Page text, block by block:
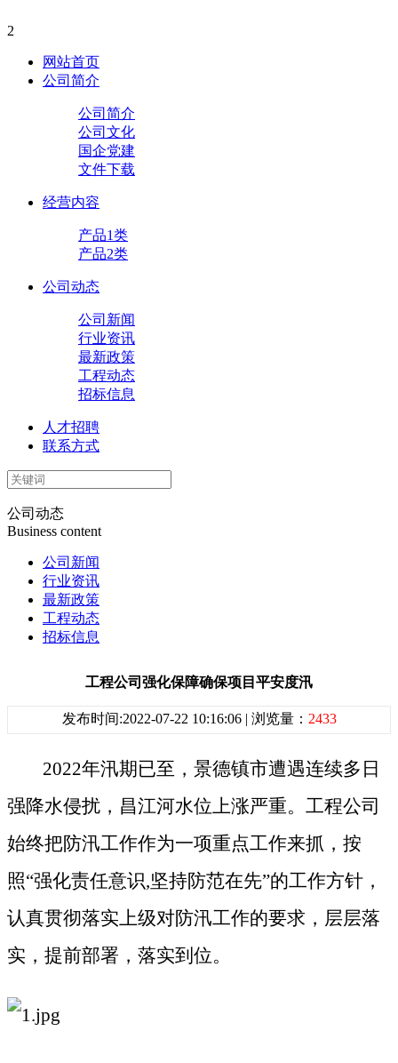
2
网站首页
公司简介
公司简介
公司文化
国企党建
文件下载
经营内容
产品1类
产品2类
公司动态
公司新闻
行业资讯
最新政策
工程动态
招标信息
人才招聘
联系方式
公司动态
Business content
公司新闻
行业资讯
最新政策
工程动态
招标信息
工程公司强化保障确保项目平安度汛
发布时间:2022-07-22 10:16:06 | 浏览量： 2433
2022年汛期已至 ，景德镇市遭遇连续多日
强降水侵扰，昌江河水位上涨严重。工程公司
始终把防汛工作作为一项重点工作来抓，按
照“强化责任意识,坚持防范在先”的工作方针，
认真贯彻落实上级对防汛工作的要求，层层落
实，提前部署，落实到位。